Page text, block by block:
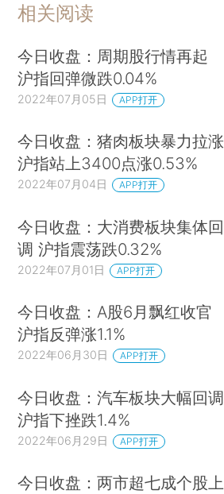
相关阅读
今日收盘：周期股行情再起
沪指回弹微跌0.04%
2022年07月05日 APP打开
今日收盘：猪肉板块暴力拉涨
沪指站上3400点涨0.53%
2022年07月04日 APP打开
今日收盘：大消费板块集体回
调 沪指震荡跌0.32%
2022年07月01日 APP打开
今日收盘：A股6月飘红收官
沪指反弹涨1.1%
2022年06月30日 APP打开
今日收盘：汽车板块大幅回调
沪指下挫跌1.4%
2022年06月29日 APP打开
今日收盘：两市超七成个股上